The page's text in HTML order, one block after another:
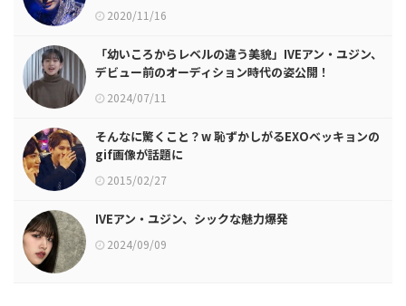
2020/11/16
「幼いころからレベルの違う美貌」IVEアン・ユジン、
デビュー前のオーディション時代の姿公開！
2024/07/11
そんなに驚くこと？w 恥ずかしがるEXOベッキョンの
gif画像が話題に
2015/02/27
IVEアン・ユジン、シックな魅力爆発
2024/09/09